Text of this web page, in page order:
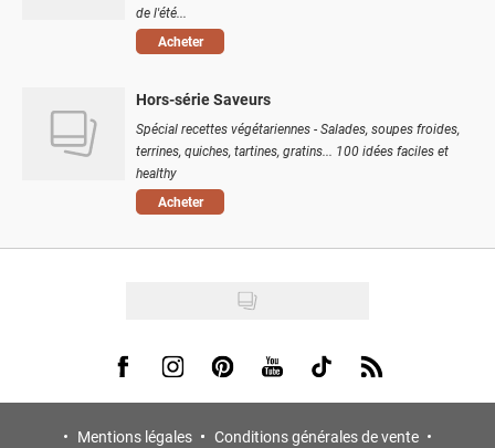
de l'été...
Acheter
Hors-série Saveurs
Spécial recettes végétariennes - Salades, soupes froides,
terrines, quiches, tartines, gratins... 100 idées faciles et
healthy
Acheter
Visit us on Facebook
Visit us on Instagram
Visit us on Pinterest
Visit us on Youtube
Visit us on Tiktok
Visit us on Rss
Mentions légales
Conditions générales de vente